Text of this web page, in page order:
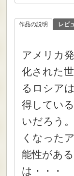
作品の説明 レビ
アメリカ
化された
るロシア
得してい
いだろう
くなった
能性があ
は・・・